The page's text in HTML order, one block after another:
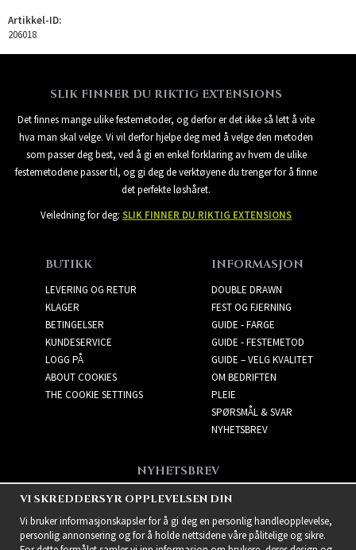
Artikkel-ID:
206018
SLIK FINNER DU RIKTIG EXTENSIONS
Det finnes mange ulike festemetoder, og derfor er det ikke så lett å vite
hva man skal velge. Vi vil derfor hjelpe deg med å velge den metoden
som passer deg best, ved å gi en enkel forklaring av hvem de ulike
festemetodene passer til, og gi deg de verktøyene du trenger for å finne
det perfekte løshåret.
Veiledning for deg: SLIK FINNER DU RIKTIG EXTENSIONS
BUTIKK
LEVERING OG RETUR
KLAGER
BETINGELSER
KUNDESERVICE
LOGG PÅ
ABOUT COOKIES
THE COOKIE SETTINGS
INFORMASJON
DOUBLE DRAWN
FEST OG FJERNING
GUIDE - FARGE
GUIDE - FESTEMETOD
GUIDE – VELG KVALITET
OM BEDRIFTEN
PLEIE
SPØRSMÅL & SVAR
NYHETSBREV
NYHETSBREV
Få de beste tilbudene og
spennende nye produkter!
VI SKREDDERSYR OPPLEVELSEN DIN
Vi bruker informasjonskapsler for å gi deg en personlig handleopplevelse,
personlig annonsering og for å holde nettsidene våre pålitelige og sikre.